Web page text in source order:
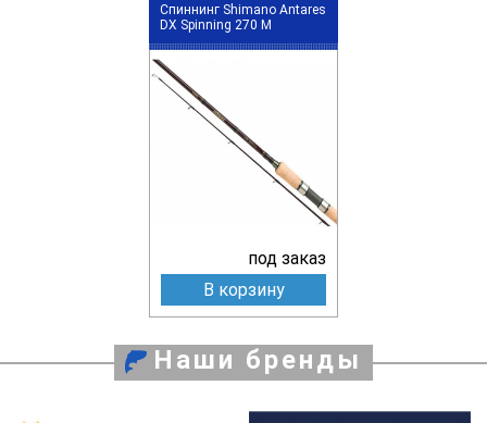
Спиннинг Shimano Antares
DX Spinning 270 M
под заказ
В корзину
Наши бренды